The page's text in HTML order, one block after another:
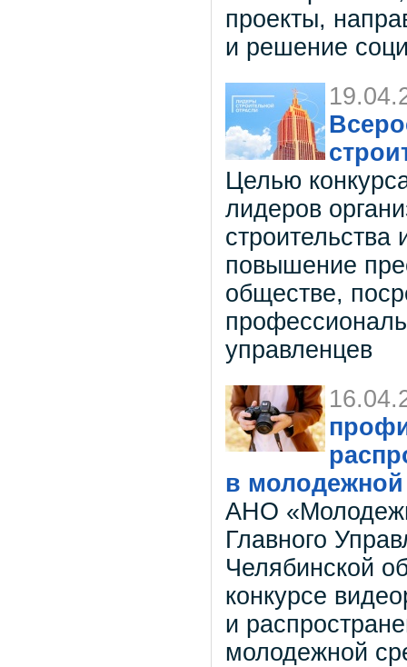
проекты,
и решение
Целью
лидеров
повышение
обществе,
управленцев
в молодежной
АНО
Главного
Челябинской
конкурсе
и
молодежной